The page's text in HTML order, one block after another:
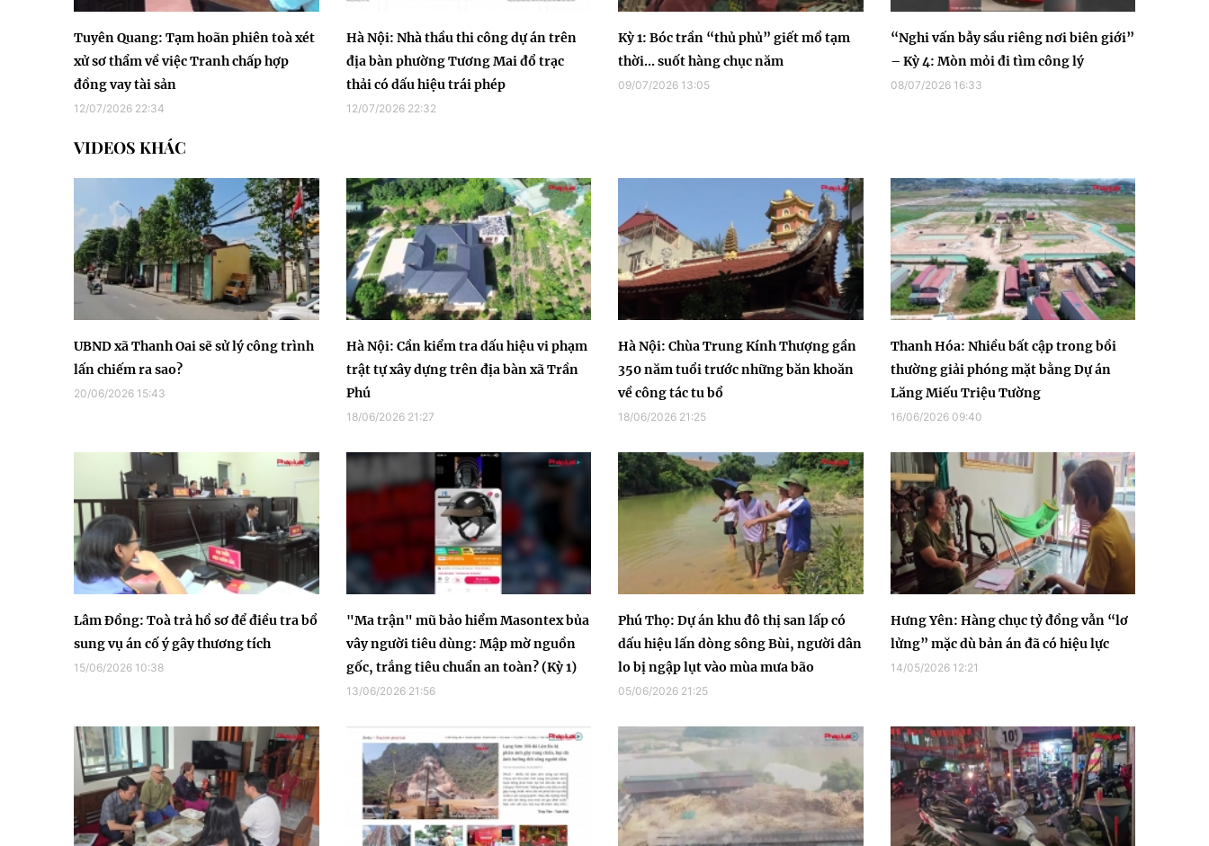
Tuyên Quang: Tạm hoãn phiên toà xét
xử sơ thẩm về việc Tranh chấp hợp
đồng vay tài sản
12/07/2026 22:34
Hà Nội: Nhà thầu thi công dự án trên
địa bàn phường Tương Mai đổ trạc
thải có dấu hiệu trái phép
12/07/2026 22:32
Kỳ 1: Bóc trần “thủ phủ” giết mổ tạm
thời... suốt hàng chục năm
09/07/2026 13:05
“Nghi vấn bẫy sầu riêng nơi biên giới”
– Kỳ 4: Mòn mỏi đi tìm công lý
08/07/2026 16:33
VIDEOS KHÁC
UBND xã Thanh Oai sẽ sử lý công trình
lấn chiếm ra sao?
20/06/2026 15:43
Hà Nội: Cần kiểm tra dấu hiệu vi phạm
trật tự xây dựng trên địa bàn xã Trần
Phú
18/06/2026 21:27
Hà Nội: Chùa Trung Kính Thượng gần
350 năm tuổi trước những băn khoăn
về công tác tu bổ
18/06/2026 21:25
Thanh Hóa: Nhiều bất cập trong bồi
thường giải phóng mặt bằng Dự án
Lăng Miếu Triệu Tường
16/06/2026 09:40
Lâm Đồng: Toà trả hồ sơ để điều tra bổ
sung vụ án cố ý gây thương tích
15/06/2026 10:38
"Ma trận" mũ bảo hiểm Masontex bủa
vây người tiêu dùng: Mập mờ nguồn
gốc, trắng tiêu chuẩn an toàn? (Kỳ 1)
13/06/2026 21:56
Phú Thọ: Dự án khu đô thị san lấp có
dấu hiệu lấn dòng sông Bùi, người dân
lo bị ngập lụt vào mùa mưa bão
05/06/2026 21:25
Hưng Yên: Hàng chục tỷ đồng vẫn “lơ
lửng” mặc dù bản án đã có hiệu lực
14/05/2026 12:21